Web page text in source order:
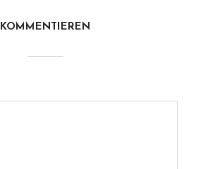
KOMMENTIEREN